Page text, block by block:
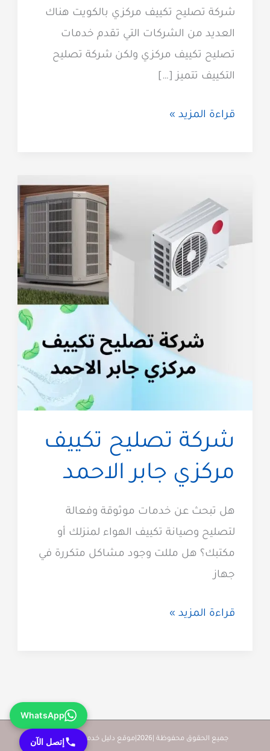
شركة تصليح تكييف مركزي بالكويت هناك
العديد من الشركات التي تقدم خدمات
تصليح تكييف مركزي ولكن شركة تصليح
التكييف تتميز […]
تصليح
فنيين
مختصين
بالكويت
قراءة المزيد »
شركة تصليح تكييف
مركزي جابر الاحمد
هل تبحث عن خدمات موثوقة وفعالة
لتصليح وصيانة تكييف الهواء لمنزلك أو
مكتبك؟ هل مللت وجود مشاكل متكررة في
جهاز
شركة
الاحمد
قراءة المزيد »
جميع الحقوق محفوظة |2026|موقع دليل خدمات كويت زووم
WhatsApp
إتصل الآن